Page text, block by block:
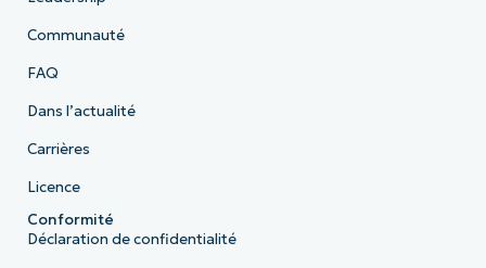
Communauté
FAQ
Dans l’actualité
Carrières
Licence
Conformité
Déclaration de confidentialité